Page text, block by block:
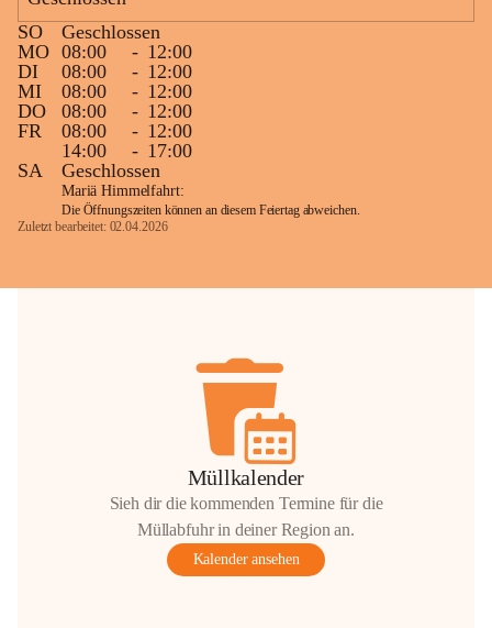
SO
Geschlossen
MO 08:00 - 12:00
DI
08:00 - 12:00
MI
08:00 - 12:00
DO
08:00 - 12:00
FR
08:00 - 12:00
14:00
- 17:00
SA
Geschlossen
Mariä Himmelfahrt:
Die Öffnungszeiten können an diesem Feiertag abweichen.
Zuletzt bearbeitet: 02.04.2026
Müllkalender
Sieh dir die kommenden Termine für die
Müllabfuhr in deiner Region an.
Kalender ansehen